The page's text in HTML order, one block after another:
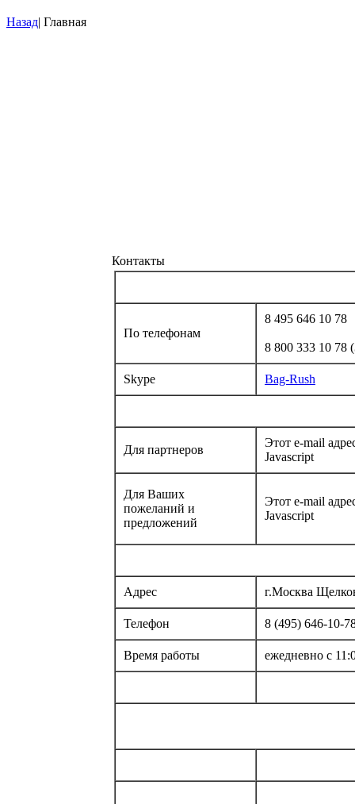
Назад| Главная
Контакты
По телефонам
8 495 646 10 78
8 800 333 10 78
Skype Bag-Rush
Для партнеров
Этот e-mail
Javascript
Для Ваших
пожеланий и
предложений
Этот e-mail
Javascript
Адрес г.Москва
Телефон 8 (495) 646-10-
Время работы ежедневно с